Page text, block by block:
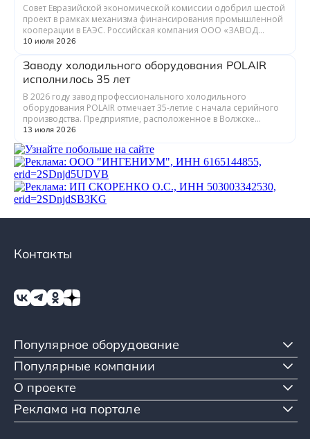
Совет Евразийской экономической комиссии одобрил шестой
проект в рамках механизма финансирования промышленной
кооперации в ЕАЭС. Российская компания ООО «ЗАВОД
ГРАДИЕНТ» совместно с предприятия...
10 июля 2026
Заводу холодильного оборудования POLAIR
исполнилось 35 лет
В 2026 году завод профессионального холодильного
оборудования POLAIR отмечает 35-летие с начала серийного
производства. Предприятие, расположенное в Волжске
Республики Марий Эл, выпускает обору...
13 июля 2026
Популярное оборудование
Популярные компании
О проекте
Реклама на портале
Контакты